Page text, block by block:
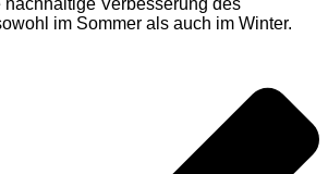
im Sommer als auch im Winter.